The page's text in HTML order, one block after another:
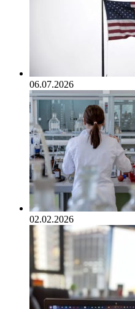
06.07.2026
02.02.2026